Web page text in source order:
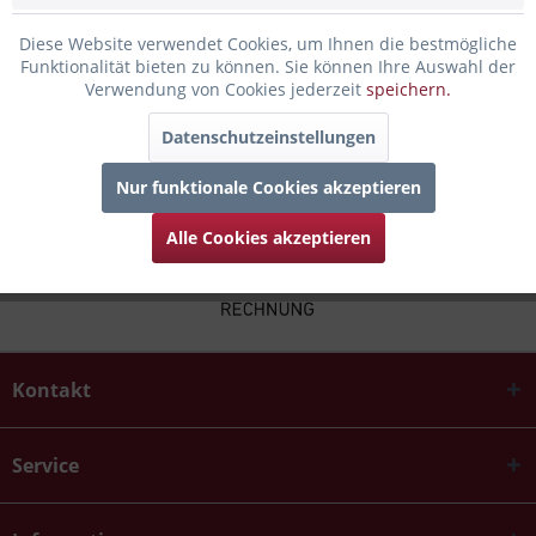
Folgende Infos zum Hersteller sind verfübar...... mehr
Kunden kauften auch
Kontakt
Service
Diese Website verwendet Cookies, um Ihnen die bestmögliche
Funktionalität bieten zu können. Sie können Ihre Auswahl der
Verwendung von Cookies jederzeit speichern.
Datenschutzeinstellungen
Nur funktionale Cookies akzeptieren
Alle Cookies akzeptieren